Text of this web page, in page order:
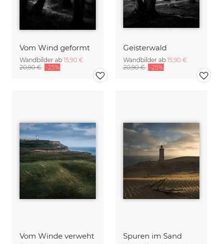
Vom Wind geformt
Wandbilder ab 15,90 €
20,90 € -25%
Geisterwald
Wandbilder ab 15,90 €
20,90 € -25%
Vom Winde verweht Spuren im Sand